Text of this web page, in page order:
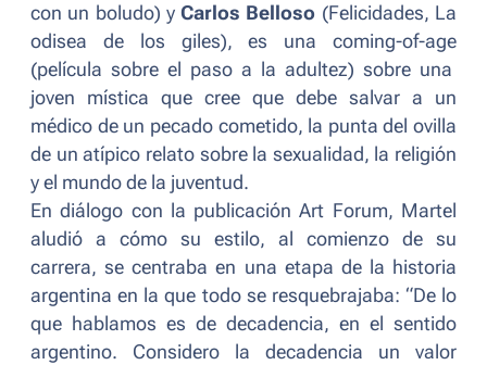
con un boludo) yCarlos Belloso (Felicidades, La
odisea de los giles), es una coming-of-age
(película sobre el paso a la adultez) sobre una
joven mística que cree que debe salvar a un
médico de un pecado cometido, la punta del ovilla
de un atípico relato sobre la sexualidad, la religión
y el mundo de la juventud.
En diálogo con la publicaciónArt Forum, Martel
aludió a cómo su estilo, al comienzo de su
carrera, se centraba en una etapa de la historia
argentina en la que todo se resquebrajaba: “De lo
que hablamos es de decadencia, en el sentido
argentino. Considero la decadencia un valor